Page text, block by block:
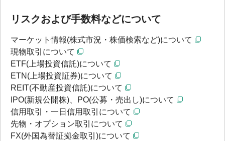
リスクおよび手数料などについて
マーケット情報(株式市況・株価検索など)について
現物取引について
ETF(上場投資信託)について
ETN(上場投資証券)について
REIT(不動産投資信託)について
IPO(新規公開株)、PO(公募・売出し)について
信用取引・一日信用取引について
先物・オプション取引について
FX(外国為替証拠金取引)について